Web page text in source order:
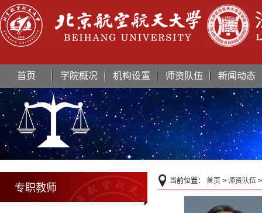
首页 学院概况 机构设置 师资队伍 新闻动态
专职教师
当前位置： 首页 > 师资队伍